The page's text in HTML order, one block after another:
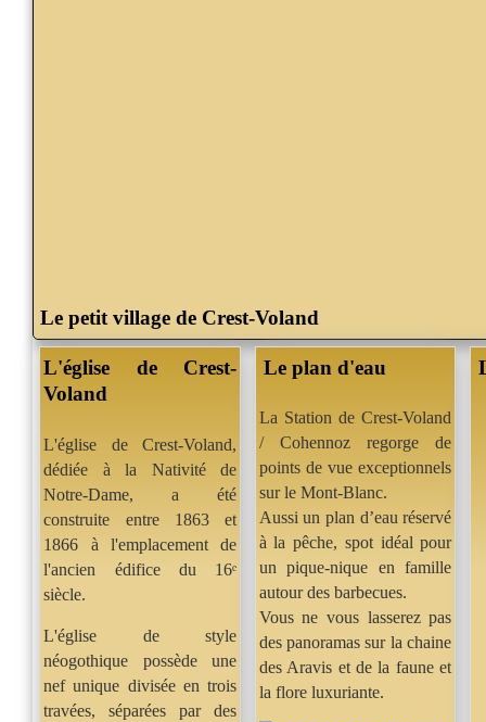
Le petit village de Crest-Voland
L'église de Crest-
Voland
L'église de Crest-Voland,
dédiée à la Nativité de
Notre-Dame, a été
construite entre 1863 et
1866 à l'emplacement de
l'ancien édifice du 16ᵉ
siècle.
L'église de style
néogothique possède une
nef unique divisée en trois
travées, séparées par des
Le plan d'eau
La Station de Crest-Voland
/ Cohennoz regorge de
points de vue exceptionnels
sur le Mont-Blanc.
Aussi un plan d’eau réservé
à la pêche, spot idéal pour
un pique-nique en famille
autour des barbecues.
Vous ne vous lasserez pas
des panoramas sur la chaine
des Aravis et de la faune et
la flore luxuriante.